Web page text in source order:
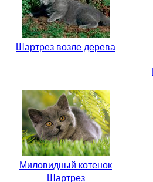
Шартрез возле дерева
Миловидный котенок
Шартрез